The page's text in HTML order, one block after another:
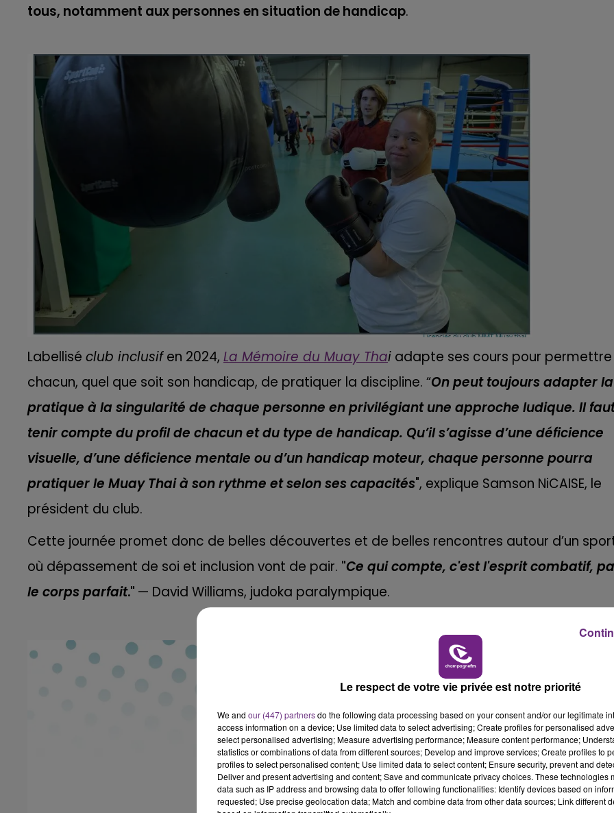
tous, notamment aux personnes en situation de handicap.
Labellisé club inclusifen 2024, La Mémoire du Muay Thai adapte ses cours pour
chacun, quel que soit son handicap, de pratiquer la discipline. “On peut toujours adapter la
pratique à la singularité de chaque personne en privilégiant une approche ludique. Il
tenir compte du profil de chacun et du type de handicap. Qu’il s’agisse d’une déficience
visuelle, d’une déficience mentale ou d’un handicap moteur, chaque personne pourra
pratiquer le Muay Thai à son rythme et selon ses capacités", explique Samson NiCAISE, le
président du club.
Cette journée promet donc de belles découvertes et de belles rencontres autour d’un
où dépassement de soi et inclusion vont de pair. "Ce qui compte, c'est l'esprit combatif,
le corps parfait." — David Williams, judoka paralympique.
FM Le Week-end Champagne FM
7h00 - 11h00
BEST OF
Le respect de votre vie privée est notre priorité
We and our (447) partnersdo the following data processing based on your consent and/or our legitimate
access information on a device; Use limited data to select advertising; Create profiles for personalised
select personalised advertising; Measure advertising performance; Measure content performance;
statistics or combinations of data from different sources; Develop and improve services; Create profiles to
profiles to select personalised content; Use limited data to select content; Ensure security, prevent and
Deliver and present advertising and content; Save and communicate privacy choices. These technologies
data such as IP address and browsing data to offer following functionalities: Identify devices based on
requested; Use precise geolocation data; Match and combine data from other data sources; Link different